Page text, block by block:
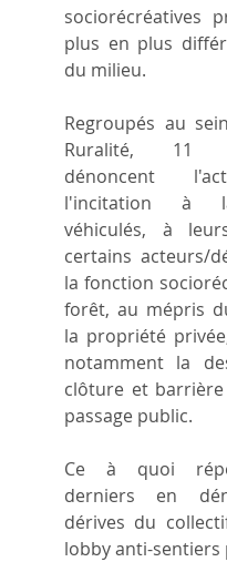
sociorécréatives
plus en plus
du milieu.
Regroupés au
Ruralité, 11
dénoncent
l'incitation à
véhiculés, à
certains acteurs/
la fonction
forêt, au mépris
la propriété
notamment la
clôture et
passage public.
Ce à quoi
derniers en
dérives du
lobby anti-sentiers